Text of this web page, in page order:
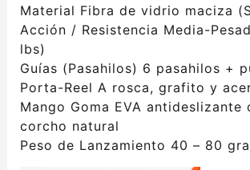
Material Fibra de vidrio maciza
Acción / Resistencia Media-
lbs)
Guías (Pasahilos) 6 pasahilos +
Porta-Reel A rosca, grafito y
Mango Goma EVA antideslizante
corcho natural
Peso de Lanzamiento 40 – 80